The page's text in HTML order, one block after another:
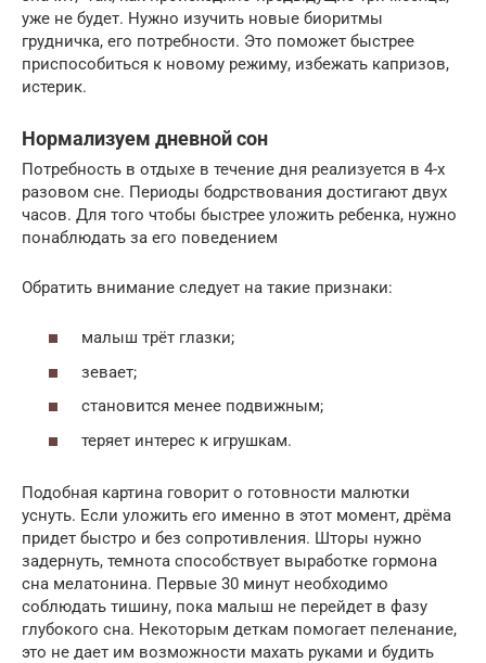
уже не будет. Нужно изучить новые биоритмы
грудничка, его потребности. Это поможет быстрее
приспособиться к новому режиму, избежать капризов,
истерик.
Нормализуем дневной сон
Потребность в отдыхе в течение дня реализуется в 4-х
разовом сне. Периоды бодрствования достигают двух
часов. Для того чтобы быстрее уложить ребенка, нужно
понаблюдать за его поведением
Обратить внимание следует на такие признаки:
малыш трёт глазки;
зевает;
становится менее подвижным;
теряет интерес к игрушкам.
Подобная картина говорит о готовности малютки
уснуть. Если уложить его именно в этот момент, дрёма
придет быстро и без сопротивления. Шторы нужно
задернуть, темнота способствует выработке гормона
сна мелатонина. Первые 30 минут необходимо
соблюдать тишину, пока малыш не перейдет в фазу
глубокого сна. Некоторым деткам помогает пеленание,
это не дает им возможности махать руками и будить